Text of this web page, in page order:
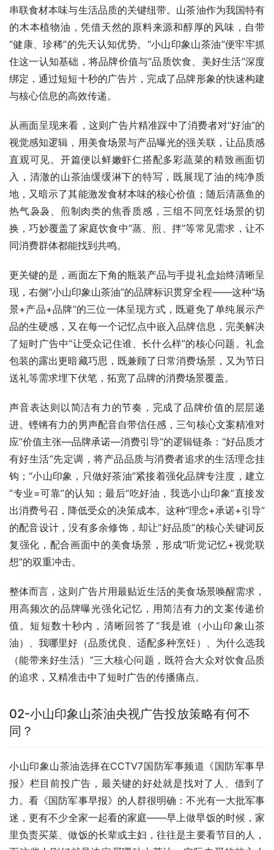
串联食材本味与生活品质的关键纽带。山茶油作为我国特有
的木本植物油，凭借天然的原料来源和醇厚的风味，自带
“健康、珍稀”的先天认知优势。“小山印象山茶油”便牢牢抓
住这一认知基础，将品牌价值与“品质饮食、美好生活”深度
绑定，通过短短十秒的广告片，完成了品牌形象的快速构建
与核心信息的高效传递。
从画面呈现来看，这则广告片精准踩中了消费者对“好油”的
视觉感知逻辑，用美食场景与产品曝光的强关联，让品质感
直观可见。开篇便以鲜嫩虾仁搭配多彩蔬菜的精致画面切
入，清澈的山茶油缓缓淋下的特写，既展现了油的纯净质
地，又暗示了其能激发食材本味的核心价值；随后清蒸鱼的
热气袅袅、煎制肉类的焦香质感，三组不同烹饪场景的切
换，巧妙覆盖了家庭饮食中“蒸、煎、拌”等常见需求，让不
同消费群体都能找到共鸣。
更关键的是，画面左下角的瓶装产品与手提礼盒始终清晰呈
现，右侧“小山印象山茶油”的品牌标识贯穿全程——这种“场
景+产品+品牌”的三位一体呈现方式，既避免了单纯展示产
品的生硬感，又在每一个记忆点中嵌入品牌信息，完美解决
了短时广告中“让受众记住谁、长什么样”的核心问题。礼盒
包装的露出更暗藏巧思，既兼顾了日常消费场景，又为节日
送礼等需求埋下伏笔，拓宽了品牌的消费场景覆盖。
声音表达则以简洁有力的节奏，完成了品牌价值的层层递
进。铿锵有力的男声配音自带信任感，三句核心文案精准对
应“价值主张—品牌承诺—消费引导”的逻辑链条：“好品质才
有好生活”先定调，将产品品质与消费者追求的生活理念挂
钩；“小山印象，只做好茶油”紧接着强化品牌专注度，建立
“专业=可靠”的认知；最后“吃好油，我选小山印象”直接发
出消费号召，降低受众的决策成本。这种“理念+承诺+引导”
的配音设计，没有多余修饰，却让“好品质”的核心关键词反
复强化，配合画面中的美食场景，形成“听觉记忆+视觉联
想”的双重冲击。
整体而言，这则广告片用最贴近生活的美食场景唤醒需求，
用高频次的品牌曝光强化记忆，用简洁有力的文案传递价
值。短短数十秒内，清晰回答了“我是谁（小山印象山茶
油）、我哪里好（品质优良、适配多种烹饪）、为什么选我
（能带来好生活）”三大核心问题，既符合大众对饮食品质
的追求，又精准击中了短时广告的传播痛点。
02-小山印象山茶油央视广告投放策略有何不
同？
小山印象山茶油选择在CCTV7国防军事频道《国防军事早
报》栏目前投广告，最关键的好处就是找对了人、借到了
力。看《国防军事早报》的人群很明确：不光有一大批军事
迷，更有不少全家一起看的家庭——早上做早饭的时候，家
里负责买菜、做饭的长辈或主妇，往往是主要看节目的人，